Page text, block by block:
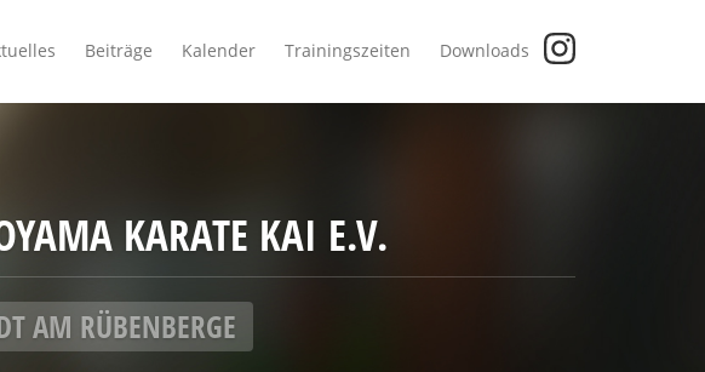
Beiträge Kalender Trainingszeiten Downloads
KARATE KAI E.V.
AM RÜBENBERGE